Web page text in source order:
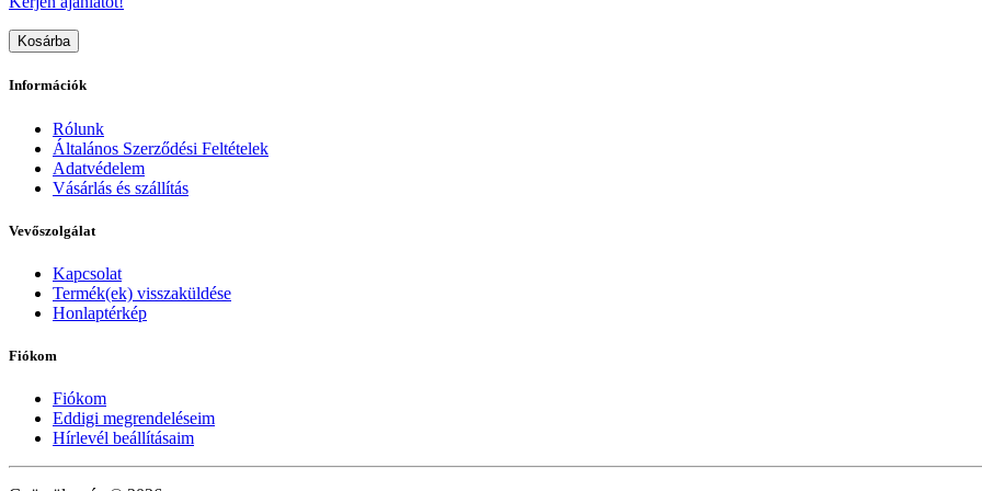
Kosárba
Információk
Rólunk
Általános Szerződési Feltételek
Adatvédelem
Vásárlás és szállítás
Vevőszolgálat
Kapcsolat
Termék(ek) visszaküldése
Honlaptérkép
Fiókom
Fiókom
Eddigi megrendeléseim
Hírlevél beállításaim